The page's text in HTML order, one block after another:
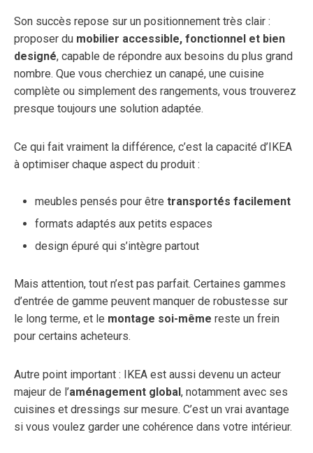
Son succès repose sur un positionnement très clair :
proposer du mobilier accessible, fonctionnel et bien
designé, capable de répondre aux besoins du plus grand
nombre. Que vous cherchiez un canapé, une cuisine
complète ou simplement des rangements, vous trouverez
presque toujours une solution adaptée.
Ce qui fait vraiment la différence, c’est la capacité d’IKEA
à optimiser chaque aspect du produit :
meubles pensés pour être transportés facilement
formats adaptés aux petits espaces
design épuré qui s’intègre partout
Mais attention, tout n’est pas parfait. Certaines gammes
d’entrée de gamme peuvent manquer de robustesse sur
le long terme, et le montage soi-même reste un frein
pour certains acheteurs.
Autre point important : IKEA est aussi devenu un acteur
majeur de l’aménagement global, notamment avec ses
cuisines et dressings sur mesure. C’est un vrai avantage
si vous voulez garder une cohérence dans votre intérieur.